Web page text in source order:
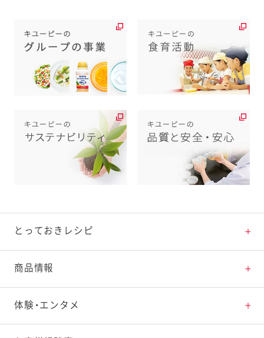
とっておきレシピ
とっておきレシピトップ
素材の知識
商品情報
商品情報トップ
体験・エンタメ